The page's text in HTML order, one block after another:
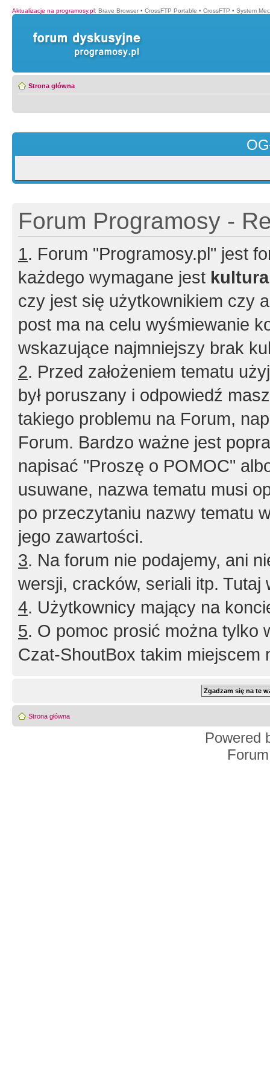
Aktualizacje na programosy.pl: Brave Browser • CrossFTP Portable • CrossFTP • System
Strona główna
Forum Programosy -
1. Forum "Programosy.pl" jest
każdego wymagane jest
czy jest się użytkownikiem czy
post ma na celu wyśmiewanie
wskazujące najmniejszy brak
2. Przed założeniem tematu
był poruszany i odpowiedź
takiego problemu na Forum,
Forum. Bardzo ważne jest
napisać "Proszę o POMOC"
usuwane, nazwa tematu musi
po przeczytaniu nazwy tematu
jego zawartości.
3. Na forum nie podajemy, ani
wersji, cracków, seriali itp. Tutaj
4. Użytkownicy mający na
5. O pomoc prosić można tylko
Czat-ShoutBox takim miejscem
Strona główna
Powered